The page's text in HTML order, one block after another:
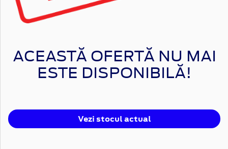
ACEASTĂ OFERTĂ NU MAI
ESTE DISPONIBILĂ!
Vezi stocul actual